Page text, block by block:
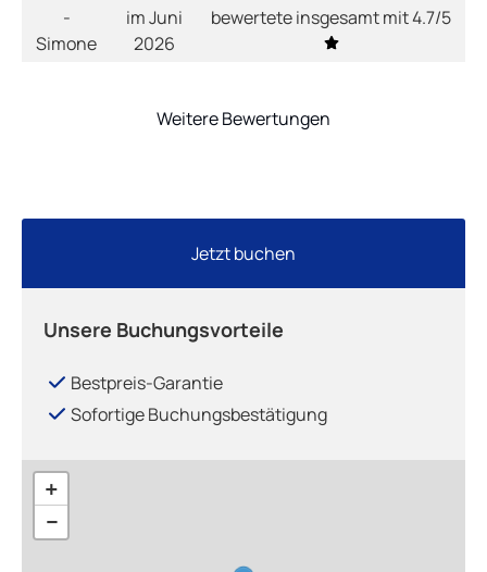
-
Simone
im Juni
2026
bewertete insgesamt mit 4.7/5
Weitere Bewertungen
Jetzt buchen
Unsere Buchungsvorteile
Bestpreis-Garantie
Sofortige Buchungsbestätigung
+
−